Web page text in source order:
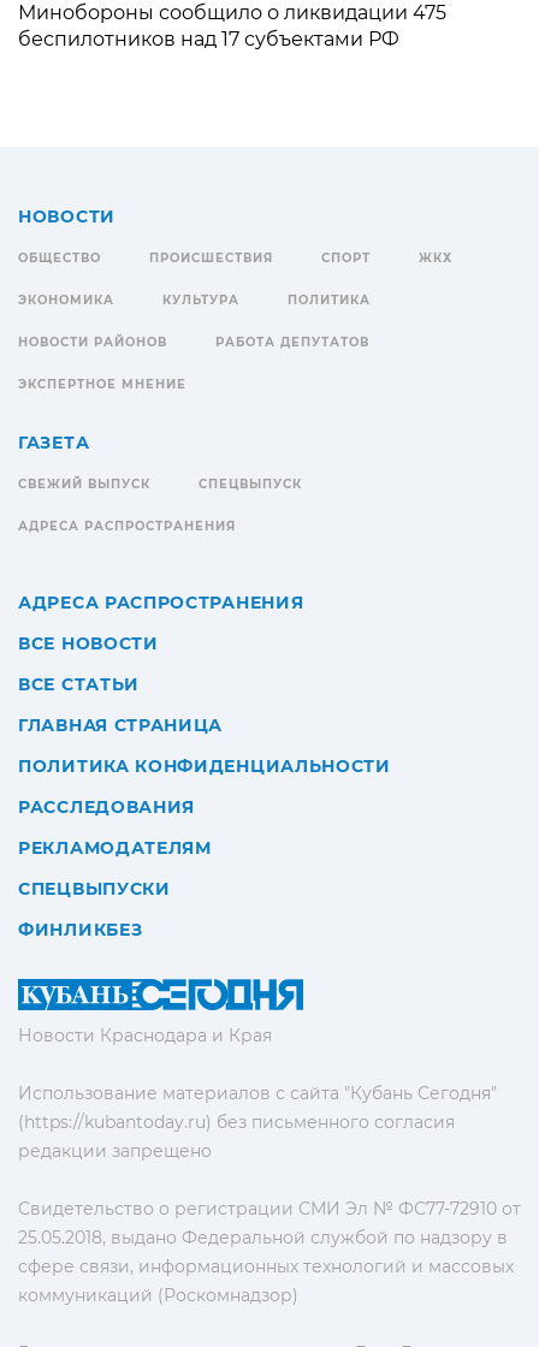
Минобороны сообщило о ликвидации 475
беспилотников над 17 субъектами РФ
Новости Краснодара и Края
Использование материалов с сайта "Кубань Сегодня"
(https://kubantoday.ru) без письменного согласия
редакции запрещено
Свидетельство о регистрации СМИ Эл № ФС77-72910 от
25.05.2018, выдано Федеральной службой по надзору в
сфере связи, информационных технологий и массовых
коммуникаций (Роскомнадзор)
НОВОСТИ
ОБЩЕСТВО ПРОИСШЕСТВИЯ СПОРТ ЖКХ
ЭКОНОМИКА КУЛЬТУРА ПОЛИТИКА
НОВОСТИ РАЙОНОВ РАБОТА ДЕПУТАТОВ
ЭКСПЕРТНОЕ МНЕНИЕ
ГАЗЕТА
СВЕЖИЙ ВЫПУСК СПЕЦВЫПУСК
АДРЕСА РАСПРОСТРАНЕНИЯ
АДРЕСА РАСПРОСТРАНЕНИЯ
ВСЕ НОВОСТИ
ВСЕ СТАТЬИ
ГЛАВНАЯ СТРАНИЦА
ПОЛИТИКА КОНФИДЕНЦИАЛЬНОСТИ
РАССЛЕДОВАНИЯ
РЕКЛАМОДАТЕЛЯМ
СПЕЦВЫПУСКИ
ФИНЛИКБЕЗ